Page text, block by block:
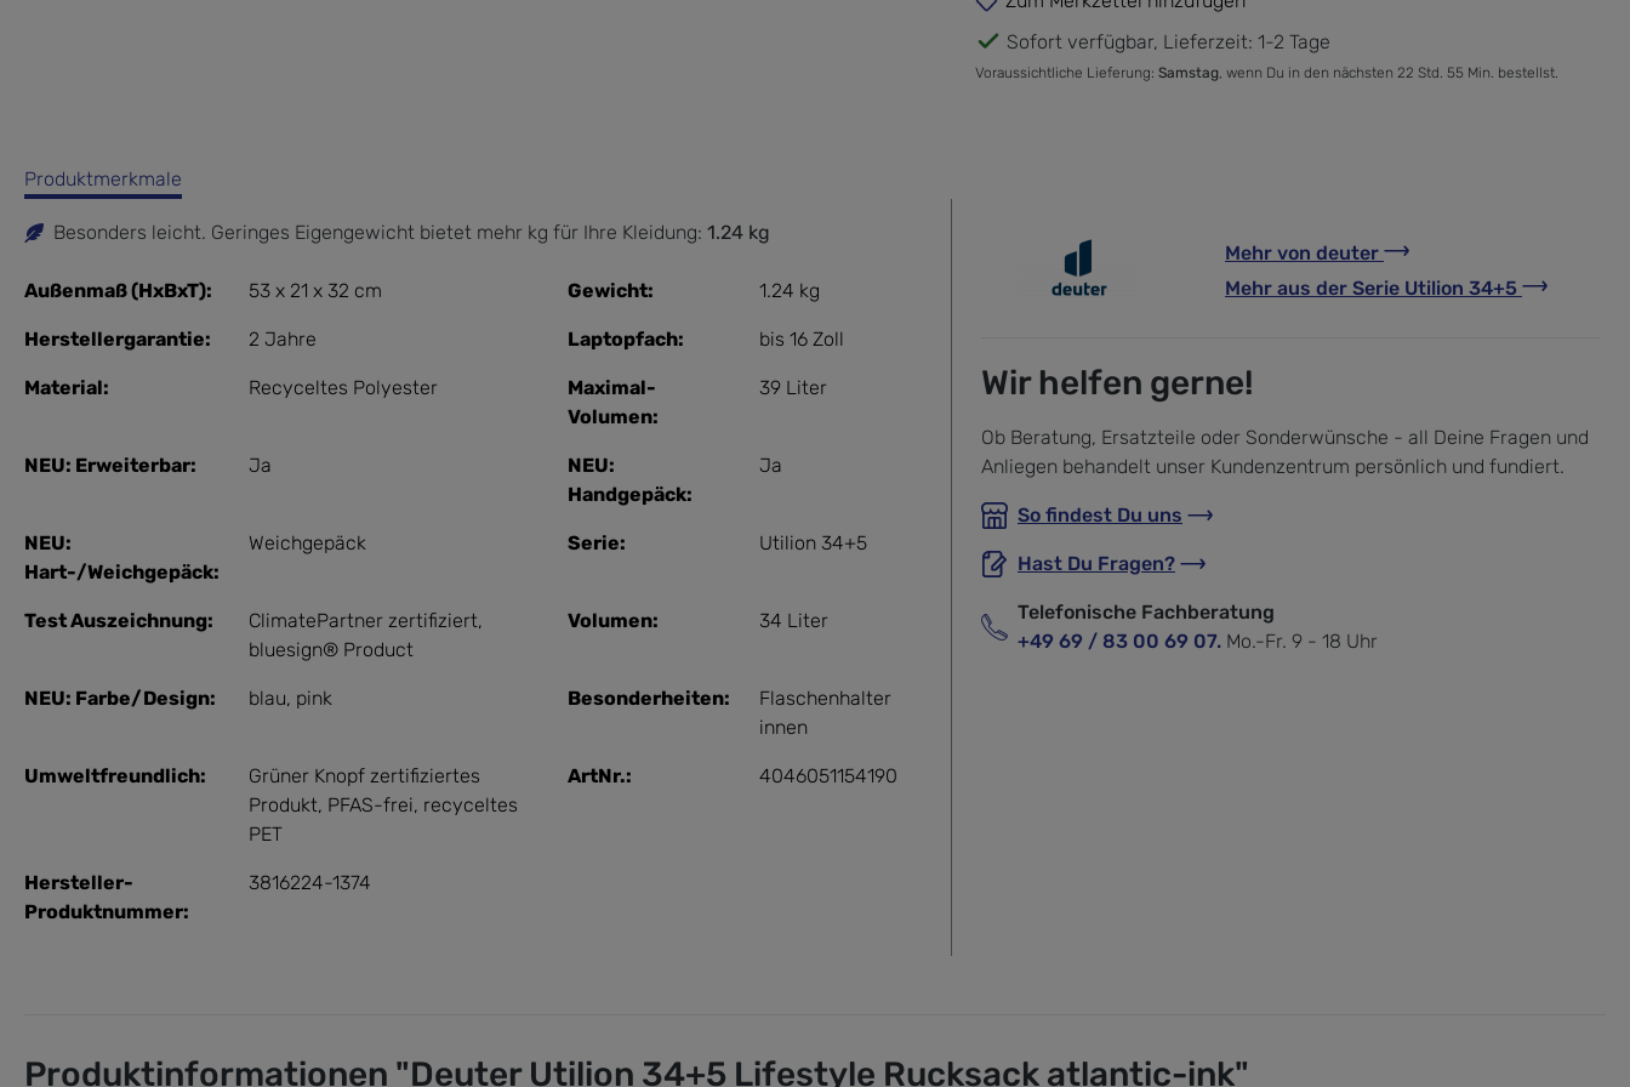
Sofort verfügbar, Lieferzeit: 1-2 Tage
Voraussichtliche Lieferung: Samstag , wenn Du in den nächsten 22 Std. 55 Min. bestellst.
Produktmerkmale
Besonders leicht. Geringes Eigengewicht bietet mehr kg für Ihre Kleidung: 1.24 kg
Außenmaß (HxBxT): 53 x 21 x 32 cm Gewicht: 1.24 kg
Herstellergarantie: 2 Jahre Laptopfach: bis 16 Zoll
Material: Recyceltes Polyester
Maximal-
Volumen:
39 Liter
NEU: Erweiterbar: Ja
NEU:
Handgepäck:
Ja
NEU:
Hart-/Weichgepäck:
Weichgepäck Serie: Utilion 34+5
Test Auszeichnung: ClimatePartner zertifiziert,
bluesign® Product
Volumen: 34 Liter
NEU: Farbe/Design: blau, pink Besonderheiten:
Flaschenhalter
innen
Umweltfreundlich:
Grüner Knopf zertifiziertes
Produkt, PFAS-frei, recyceltes
PET
ArtNr.: 4046051154190
Hersteller-
Produktnummer:
3816224-1374
Mehr von deuter
Mehr aus der Serie Utilion 34+5
Wir helfen gerne!
Ob Beratung, Ersatzteile oder Sonderwünsche - all Deine Fragen und
Anliegen behandelt unser Kundenzentrum persönlich und fundiert.
So findest Du uns
Hast Du Fragen?
Telefonische Fachberatung
+49 69 / 83 00 69 07. Mo.-Fr. 9 - 18 Uhr
Produktinformationen "Deuter Utilion 34+5 Lifestyle Rucksack atlantic-ink"